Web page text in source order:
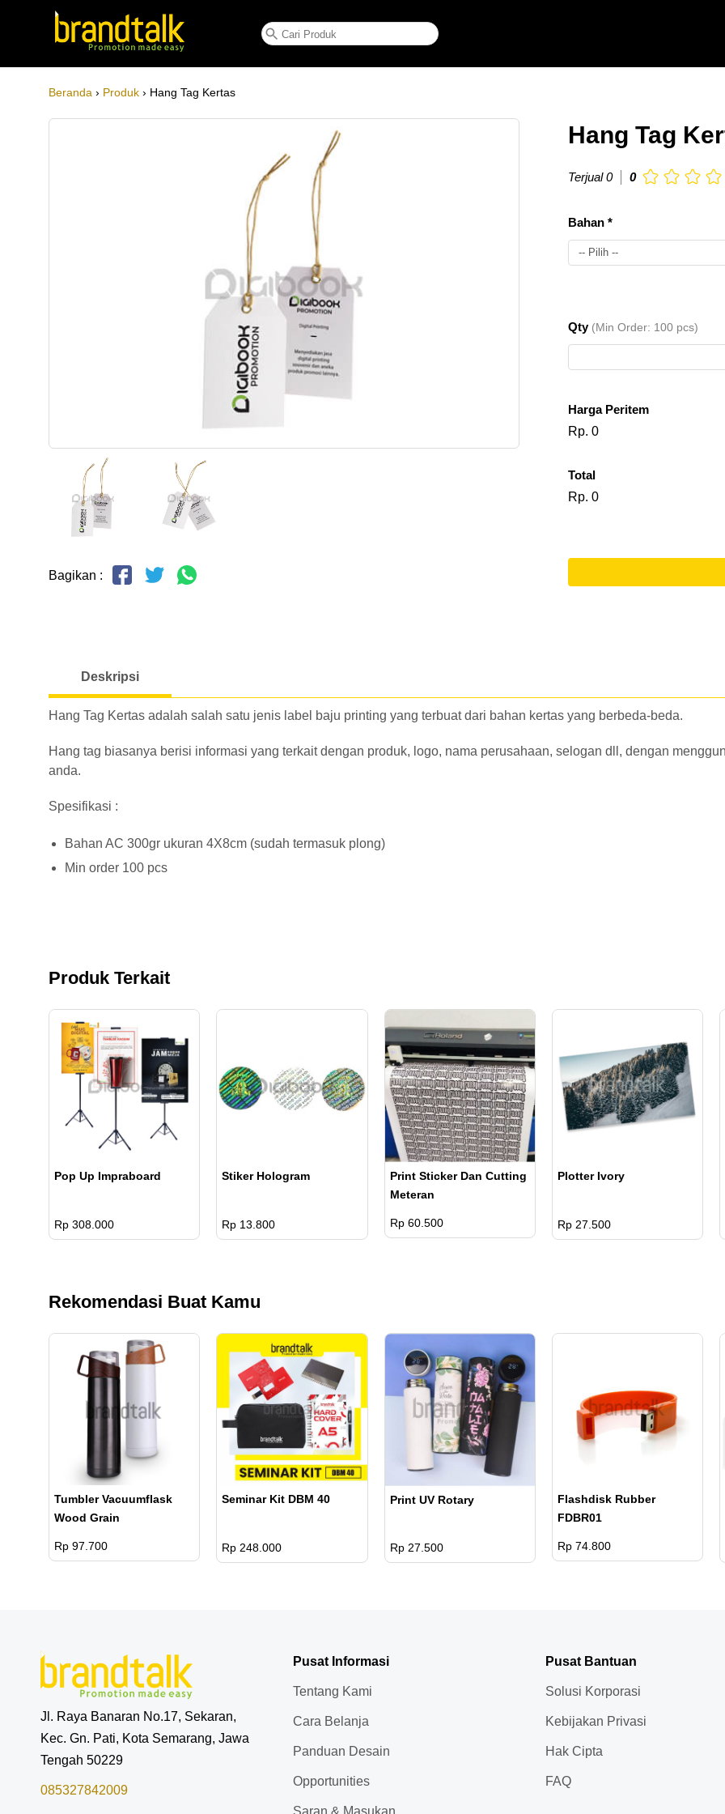
Beranda › Produk › Hang Tag Kertas
Bagikan :
Hang Tag
Terjual 0 0
Bahan *
-- Pilih --
Ukuran
Qty (Min Order: 100 pcs)
Harga Peritem
Rp. 0
Total
Rp. 0
n
Deskripsi
Hang Tag Kertas adalah salah satu jenis label baju printing yang terbuat dari bahan kertas yang berbeda-beda.
Hang tag biasanya berisi informasi yang terkait dengan produk, logo, nama perusahaan, selogan dll, dengan
anda.
Spesifikasi :
Bahan AC 300gr ukuran 4X8cm (sudah termasuk plong)
Min order 100 pcs
Produk Terkait
Pop Up Impraboard
Rp 308.000
Stiker Hologram
Rp 13.800
Print Sticker Dan Cutting
Meteran
Rp 60.500
Plotter Ivory
Rp 27.500
Rekomendasi Buat Kamu
Tumbler Vacuumflask
Wood Grain
Rp 97.700
Seminar Kit DBM 40
Rp 248.000
Print UV Rotary
Rp 27.500
Flashdisk Rubber
FDBR01
Rp 74.800
Jl. Raya Banaran No.17, Sekaran,
Kec. Gn. Pati, Kota Semarang, Jawa
Tengah 50229
085327842009
Pusat Informasi
Tentang Kami
Cara Belanja
Panduan Desain
Opportunities
Pusat Bantuan
Solusi Korporasi
Kebijakan Privasi
Hak Cipta
FAQ